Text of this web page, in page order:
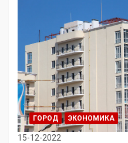
ГОРОД ЭКОНОМИКА
15-12-2022